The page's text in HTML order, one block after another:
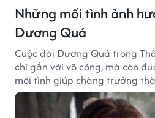
Những mối tình ảnh
Dương Quá
Cuộc đời Dương Quá trong
chỉ gắn với võ công, mà còn
mối tình giúp chàng trưởng